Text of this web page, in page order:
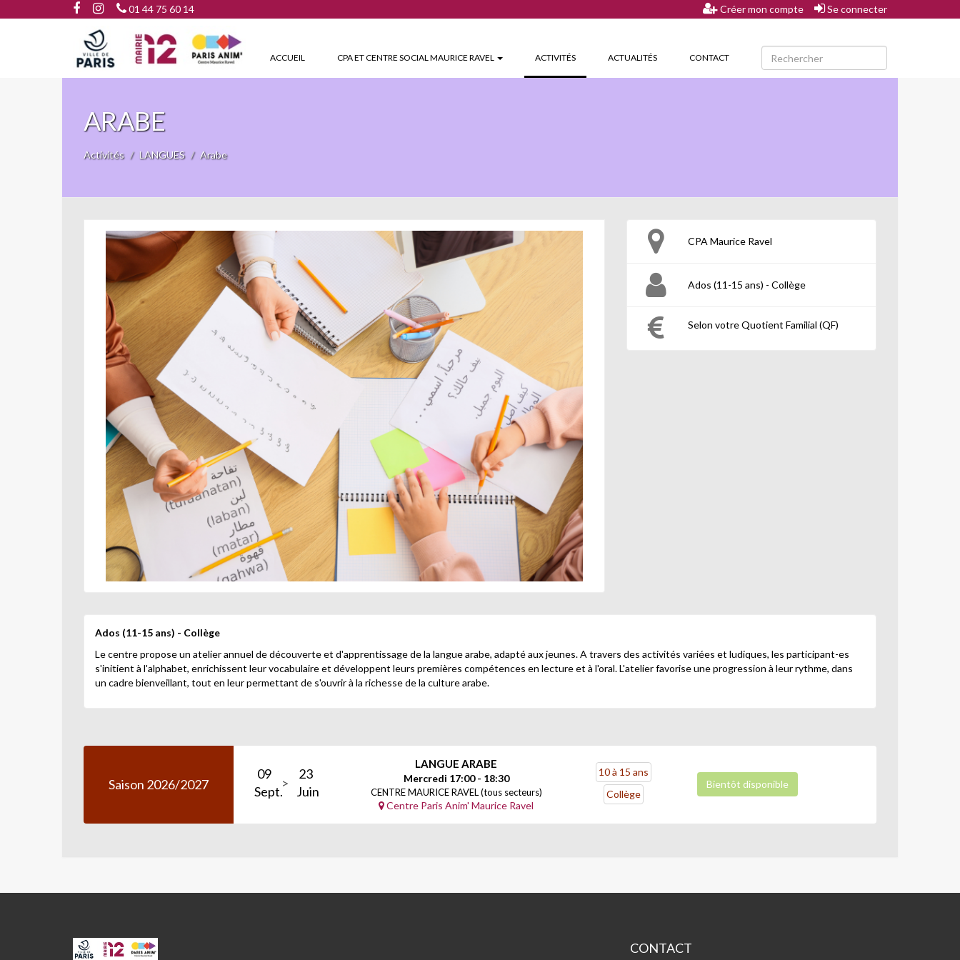
01 44 75 60 14 Créer mon compte Se connecter
ACCUEIL CPA ET CENTRE SOCIAL MAURICE RAVEL ACTIVITÉS(CURRENT)ACTUALITÉS CONTACT
ARABE
Activités LANGUES Arabe
CPA Maurice Ravel
Ados (11-15 ans) - Collège
Selon votre Quotient Familial (QF)
Ados (11-15 ans) - Collège
Le centre propose un atelier annuel de découverte et d'apprentissage de la langue arabe, adapté aux jeunes. A travers des activités variées et ludiques, les participant-es
s'initient à l'alphabet, enrichissent leur vocabulaire et développent leurs premières compétences en lecture et à l'oral. L'atelier favorise une progression à leur rythme, dans
un cadre bienveillant, tout en leur permettant de s'ouvrir à la richesse de la culture arabe.
Saison 2026/2027
09
Sept.
23
Juin
LANGUE ARABE
Mercredi 17:00 - 18:30
CENTRE MAURICE RAVEL (tous secteurs)
Centre Paris Anim' Maurice Ravel
10 à 15 ans
Collège
Bientôt disponible
CPA
CONTACT